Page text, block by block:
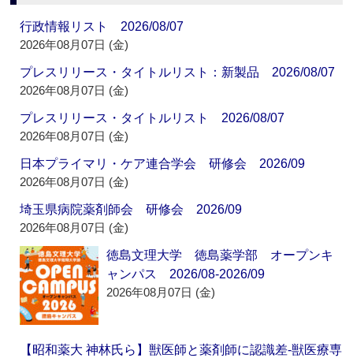
行政情報リスト 2026/08/07
2026年08月07日 (金)
プレスリリース・タイトルリスト：新製品 2026/08/07
2026年08月07日 (金)
プレスリリース・タイトルリスト 2026/08/07
2026年08月07日 (金)
日本プライマリ・ケア連合学会 研修会 2026/09
2026年08月07日 (金)
埼玉県病院薬剤師会 研修会 2026/09
2026年08月07日 (金)
徳島文理大学 徳島薬学部 オープンキ
ャンパス 2026/08-2026/09
2026年08月07日 (金)
【昭和薬大 神林氏ら】獣医師と薬剤師に認識差‐獣医療専